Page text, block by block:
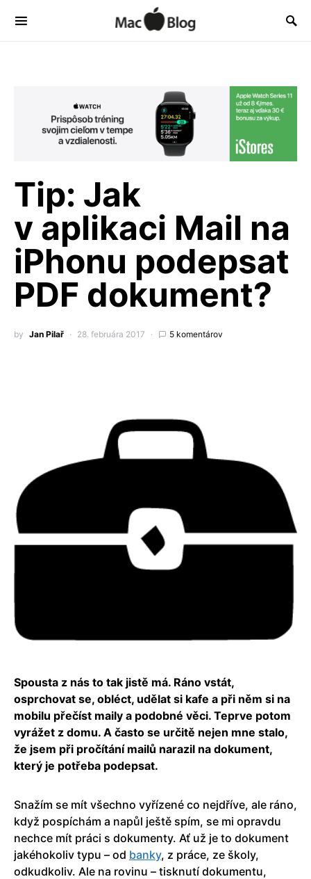
Tip: Jak
v aplikaci Mail na
iPhonu podepsat
PDF dokument?
by Jan Pilař 28. februára 2017 5 komentárov
Spousta z nás to tak jistě má. Ráno vstát,
osprchovat se, obléct, udělat si kafe a při něm si na
mobilu přečíst maily a podobné věci. Teprve potom
vyrážet z domu. A často se určitě nejen mne stalo,
že jsem při pročítání mailů narazil na dokument,
který je potřeba podepsat.
Snažím se mít všechno vyřízené co nejdříve, ale ráno,
když pospíchám a napůl ještě spím, se mi opravdu
nechce mít práci s dokumenty. Ať už je to dokument
jakéhokoliv typu – od banky, z práce, ze školy,
odkudkoliv. Ale na rovinu – tisknutí dokumentu,